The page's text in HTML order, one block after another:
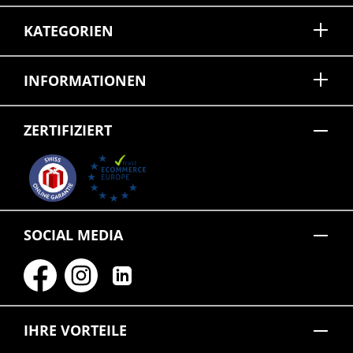
KATEGORIEN
INFORMATIONEN
ZERTIFIZIERT
SOCIAL MEDIA
IHRE VORTEILE